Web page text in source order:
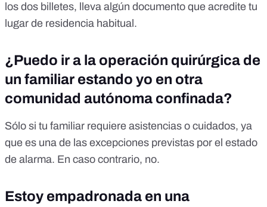
los dos billetes, lleva algún documento que acredite tu
lugar de residencia habitual.
¿Puedo ir a la operación quirúrgica de
un familiar estando yo en otra
comunidad autónoma confinada?
Sólo si tu familiar requiere asistencias o cuidados, ya
que es una de las excepciones previstas por el estado
de alarma. En caso contrario, no.
Estoy empadronada en una